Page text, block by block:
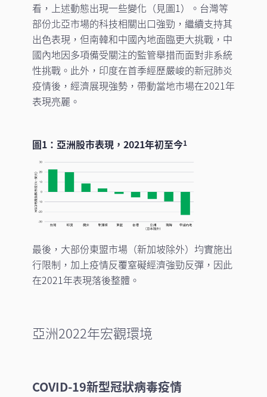
看，上述動態出現一些變化（見圖1）。台灣等
部份北亞市場的科技相關出口強勁，繼續支持其
出色表現，但南韓和中國內地面臨更大挑戰，中
國內地因多項備受關注的監管舉措而面對非系統
性挑戰。此外，印度在首季經歷嚴峻的新冠肺炎
疫情後，經濟展現強勢，帶動當地市場在2021年
表現亮麗。
圖1：亞洲股市表現，2021年初至今1
最後，大部份東盟市場（新加坡除外）均實施出
行限制，加上疫情反覆窒礙經濟強勁反彈，因此
在2021年表現落後整體。
亞洲2022年宏觀環境
COVID-19新型冠狀病毒疫情